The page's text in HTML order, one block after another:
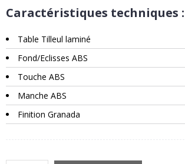
Caractéristiques techniques :
Table Tilleul laminé
Fond/Eclisses ABS
Touche ABS
Manche ABS
Finition Granada